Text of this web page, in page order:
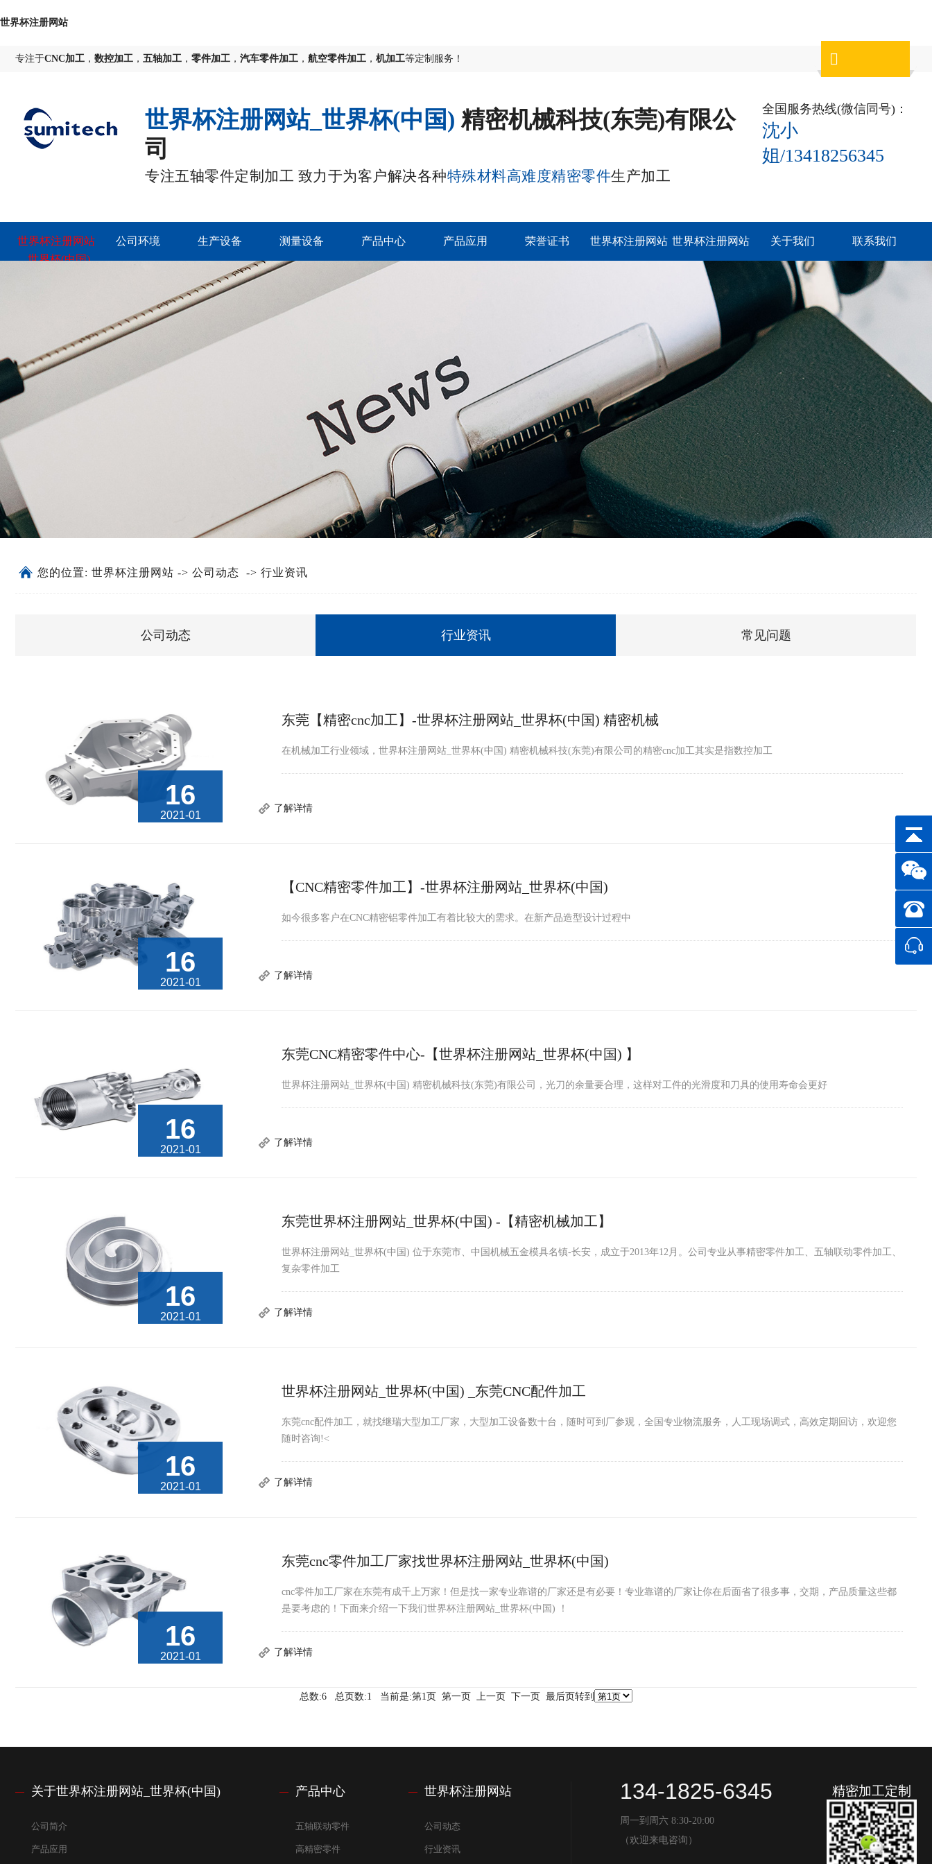
世界杯注册网站
专注于CNC加工 ， 数控加工 ， 五轴加工 ， 零件加工 ， 汽车零件加工 ， 航空零件加工 ， 机加工等定制服务！ 
世界杯注册网站_世界杯(中国) 精密机械科技(东莞)有限公
司
专注五轴零件定制加工 致力于为客户解决各种特殊材料高难度精密零件生产加工
全国服务热线(微信同号)：
沈小
姐/13418256345
世界杯注册网站
_世界杯(中国)
公司环境 生产设备 测量设备 产品中心 产品应用 荣誉证书 世界杯注册网站 世界杯注册网站 关于我们 联系我们
您的位置: 世界杯注册网站 -> 公司动态 -> 行业资讯
公司动态 行业资讯 常见问题
16
2021-01
东莞【精密cnc加工】-世界杯注册网站_世界杯(中国) 精密机械
在机械加工行业领域，世界杯注册网站_世界杯(中国) 精密机械科技(东莞)有限公司的精密cnc加工其实是指数控加工
了解详情
16
2021-01
【CNC精密零件加工】-世界杯注册网站_世界杯(中国)
如今很多客户在CNC精密铝零件加工有着比较大的需求。在新产品造型设计过程中
了解详情
16
2021-01
东莞CNC精密零件中心-【世界杯注册网站_世界杯(中国) 】
世界杯注册网站_世界杯(中国) 精密机械科技(东莞)有限公司，光刀的余量要合理，这样对工件的光滑度和刀具的使用寿命会更好
了解详情
16
2021-01
东莞世界杯注册网站_世界杯(中国) -【精密机械加工】
世界杯注册网站_世界杯(中国) 位于东莞市、中国机械五金模具名镇-长安，成立于2013年12月。公司专业从事精密零件加工、五轴联动零件加工、
复杂零件加工
了解详情
16
2021-01
世界杯注册网站_世界杯(中国) _东莞CNC配件加工
东莞cnc配件加工，就找继瑞大型加工厂家，大型加工设备数十台，随时可到厂参观，全国专业物流服务，人工现场调式，高效定期回访，欢迎您
随时咨询!<
了解详情
16
2021-01
东莞cnc零件加工厂家找世界杯注册网站_世界杯(中国)
cnc零件加工厂家在东莞有成千上万家！但是找一家专业靠谱的厂家还是有必要！专业靠谱的厂家让你在后面省了很多事，交期，产品质量这些都
是要考虑的！下面来介绍一下我们世界杯注册网站_世界杯(中国) ！
了解详情
总数:6 总页数:1 当前是:第1页 第一页 上一页 下一页 最后页转到
关于世界杯注册网站_世界杯(中国)
公司简介
产品应用
产品中心
五轴联动零件
高精密零件
世界杯注册网站
公司动态
行业资讯
134-1825-6345
周一到周六 8:30-20:00
（欢迎来电咨询）
精密加工定制